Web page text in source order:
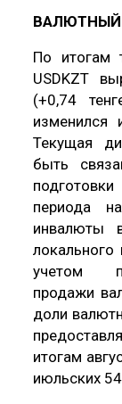
По итогам
USDKZT
(+0,74
изменился
Текущая
быть
периода
инвалюты
учетом
продажи
доли
итогам
июльских